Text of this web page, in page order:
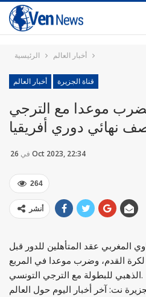
الرئيسية أخبار العالم
أخبار العالم قناة الجزيرة
يضرب موعدا مع الترجي
نهائي دوري أفريقيا
في 26 Oct 2023, 22:34
264
أنشر
المغربي عقد المتأهلين للدور قبل
لكرة القدم، وضرب موعدا في المربع
الذهبي للبطولة مع الترجي التونسي.
نت: آخر أخبار اليوم حول العالم